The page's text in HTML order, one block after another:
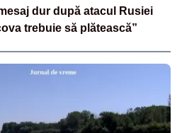
dur după atacul Rusiei
trebuie să plătească”